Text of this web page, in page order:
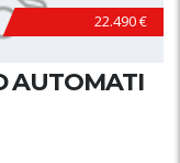
22.490 €
AUTOMATI